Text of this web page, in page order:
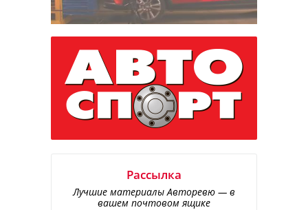
Рассылка
Лучшие материалы Авторевю — в
вашем почтовом ящике